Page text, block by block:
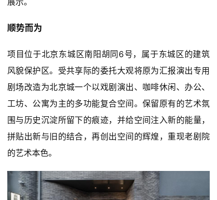
展示。
顺势而为
项目位于北京东城区南阳胡同6号，属于东城区的建筑
风貌保护区。受共享际的委托大观将原为汇报演出专用
剧场改造为北京城一个以戏剧演出、咖啡休闲、办公、
工坊、公寓为主的多功能复合空间。保留原有的艺术氛
围与历史沉淀所留下的痕迹，并给空间注入新的能量，
拼贴出新与旧的结合，再创出空间的辉煌，重现老剧院
的艺术本色。